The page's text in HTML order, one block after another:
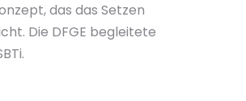
das das Setzen
Die DFGE begleitete